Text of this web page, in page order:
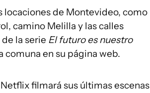
locaciones de Montevideo, como
camino Melilla y las calles
la serie El futuro es nuestro
comuna en su página web.
filmará sus últimas escenas